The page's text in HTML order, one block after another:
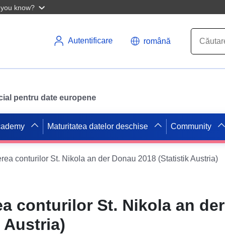
know?
Autentificare română
pentru date europene
Maturitatea datelor deschise Community
conturilor St. Nikola an der Donau 2018 (Statistik Austria)
conturilor St. Nikola an